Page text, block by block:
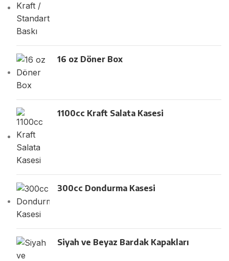
16 oz Döner Box
1100cc Kraft Salata Kasesi
300cc Dondurma Kasesi
Siyah ve Beyaz Bardak Kapakları